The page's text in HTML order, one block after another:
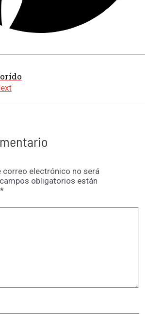
correo electrónico no será
obligatorios están
*